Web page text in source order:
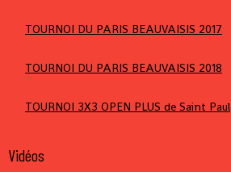
TOURNOI DU PARIS BEAUVAISIS 2017
TOURNOI DU PARIS BEAUVAISIS 2018
TOURNOI 3X3 OPEN PLUS de Saint Paul
Vidéos